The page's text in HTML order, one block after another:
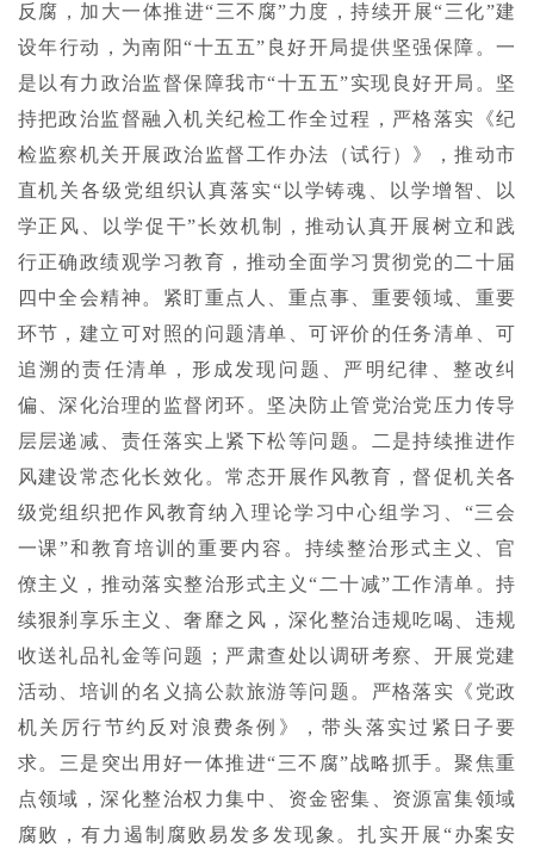
反腐，加大一体推进“三不腐”力度，持续开展“三化”建
设年行动，为南阳“十五五”良好开局提供坚强保障。一
是以有力政治监督保障我市“十五五”实现良好开局。坚
持把政治监督融入机关纪检工作全过程，严格落实《纪
检监察机关开展政治监督工作办法（试行）》，推动市
直机关各级党组织认真落实“以学铸魂、以学增智、以
学正风、以学促干”长效机制，推动认真开展树立和践
行正确政绩观学习教育，推动全面学习贯彻党的二十届
四中全会精神。紧盯重点人、重点事、重要领域、重要
环节，建立可对照的问题清单、可评价的任务清单、可
追溯的责任清单，形成发现问题、严明纪律、整改纠
偏、深化治理的监督闭环。坚决防止管党治党压力传导
层层递减、责任落实上紧下松等问题。二是持续推进作
风建设常态化长效化。常态开展作风教育，督促机关各
级党组织把作风教育纳入理论学习中心组学习、“三会
一课”和教育培训的重要内容。持续整治形式主义、官
僚主义，推动落实整治形式主义“二十减”工作清单。持
续狠刹享乐主义、奢靡之风，深化整治违规吃喝、违规
收送礼品礼金等问题；严肃查处以调研考察、开展党建
活动、培训的名义搞公款旅游等问题。严格落实《党政
机关厉行节约反对浪费条例》，带头落实过紧日子要
求。三是突出用好一体推进“三不腐”战略抓手。聚焦重
点领域，深化整治权力集中、资金密集、资源富集领域
腐败，有力遏制腐败易发多发现象。扎实开展“办案安